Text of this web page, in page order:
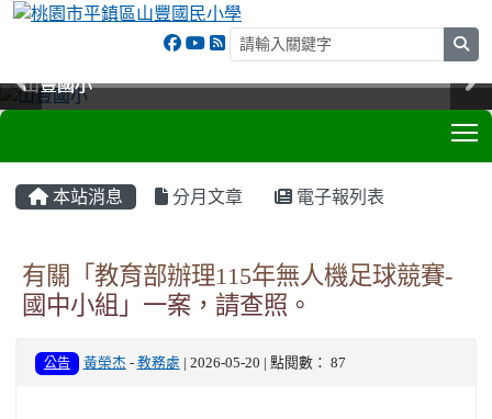
山豐國小
山豐國小
山豐國小
山豐國小
本站消息 分月文章 電子報列表
有關「教育部辦理115年無人機足球競賽-
國中小組」一案，請查照。
公告 黃榮杰 - 教務處 | 2026-05-20 | 點閱數： 87